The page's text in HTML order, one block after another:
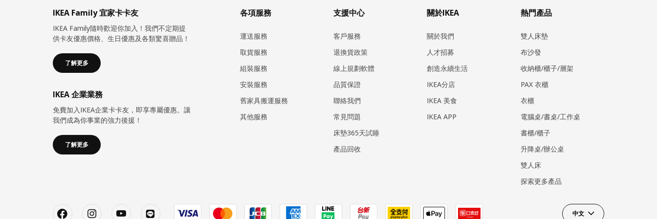
IKEA Family 宜家卡卡友
IKEA Family隨時歡迎你加入！我們不定期提
供卡友優惠價格、生日優惠及各類驚喜贈品！
了解更多
IKEA 企業業務
免費加入IKEA企業卡卡友，即享專屬優惠。讓
我們成為你事業的強力後援！
了解更多
各項服務
運送服務
取貨服務
組裝服務
安裝服務
​舊家具搬運服務
其他服務
支援中心
客戶服務
退換貨政策
線上規劃軟體
品質保證
聯絡我們
常見問題
床墊365天試睡
產品回收
關於IKEA
關於我們
人才招募
創造永續生活
IKEA分店
IKEA 美食
IKEA APP
熱門產品
雙人床墊
布沙發
收納櫃/櫃子/層架
PAX 衣櫃
衣櫃
電腦桌/書桌/工作桌
書櫃/櫃子
升降桌/辦公桌
雙人床
探索更多產品
中文